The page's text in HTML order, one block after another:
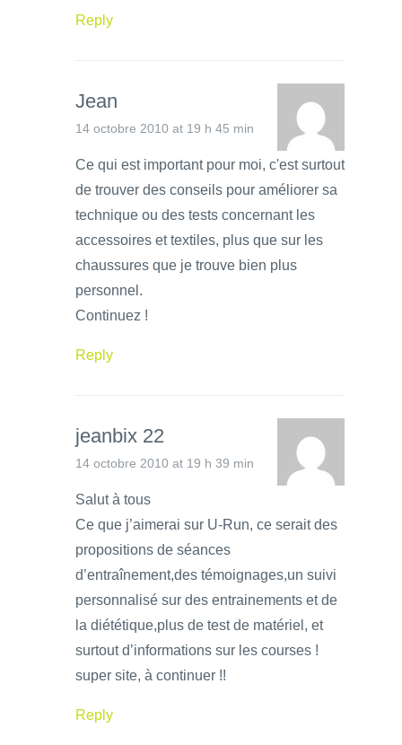
Reply
Jean
14 octobre 2010 at 19 h 45 min
Ce qui est important pour moi, c'est surtout
de trouver des conseils pour améliorer sa
technique ou des tests concernant les
accessoires et textiles, plus que sur les
chaussures que je trouve bien plus
personnel.
Continuez !
Reply
jeanbix 22
14 octobre 2010 at 19 h 39 min
Salut à tous
Ce que j’aimerai sur U-Run, ce serait des
propositions de séances
d’entraînement,des témoignages,un suivi
personnalisé sur des entrainements et de
la diététique,plus de test de matériel, et
surtout d’informations sur les courses !
super site, à continuer !!
Reply